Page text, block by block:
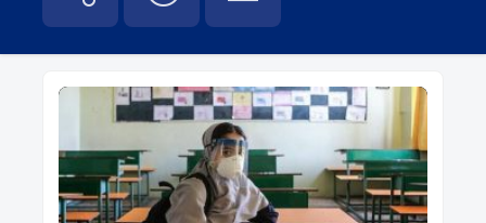
استاندارآذربایجان شرقی – نوبر نیوز